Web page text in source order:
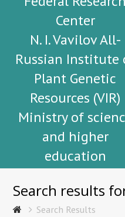
Center
N. I. Vavilov All-
Russian Institute
Plant Genetic
Resources (VIR)
Ministry of
and higher
education
Search results
Search Results